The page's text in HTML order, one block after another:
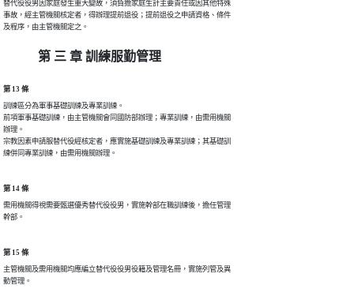
替代役役男因家庭發生重大變故，須負擔家庭生計主要責任或因其他特殊
事故，經主管機關核定者，得辦理提前退役；提前退役之申請資格、條件
及程序，由主管機關定之。
第 三 章 訓練服勤管理
第 13 條
訓練區分為軍事基礎訓練及專業訓練。
前項軍事基礎訓練，由主管機關會同國防部辦理；專業訓練，由需用機關
辦理。
宗教因素申請服替代役經核定者，應實施基礎訓練及專業訓練；其基礎訓
練併同專業訓練，由需用機關辦理。
第 14 條
需用機關得視需要甄選優秀替代役役男，實施幹部在職訓練後，擔任管理
幹部。
第 15 條
主管機關及需用機關均應編立替代役役男役籍及管理名冊，實施列管及異
動管理。